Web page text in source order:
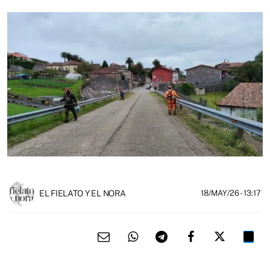
EL FIELATO Y EL NORA 18/MAY/26- 13:17